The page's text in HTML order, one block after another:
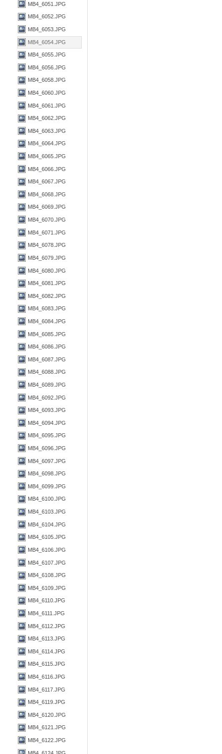
MB4_6051.JPG
MB4_6052.JPG
MB4_6053.JPG
MB4_6054.JPG
MB4_6055.JPG
MB4_6056.JPG
MB4_6058.JPG
MB4_6060.JPG
MB4_6061.JPG
MB4_6062.JPG
MB4_6063.JPG
MB4_6064.JPG
MB4_6065.JPG
MB4_6066.JPG
MB4_6067.JPG
MB4_6068.JPG
MB4_6069.JPG
MB4_6070.JPG
MB4_6071.JPG
MB4_6078.JPG
MB4_6079.JPG
MB4_6080.JPG
MB4_6081.JPG
MB4_6082.JPG
MB4_6083.JPG
MB4_6084.JPG
MB4_6085.JPG
MB4_6086.JPG
MB4_6087.JPG
MB4_6088.JPG
MB4_6089.JPG
MB4_6092.JPG
MB4_6093.JPG
MB4_6094.JPG
MB4_6095.JPG
MB4_6096.JPG
MB4_6097.JPG
MB4_6098.JPG
MB4_6099.JPG
MB4_6100.JPG
MB4_6103.JPG
MB4_6104.JPG
MB4_6105.JPG
MB4_6106.JPG
MB4_6107.JPG
MB4_6108.JPG
MB4_6109.JPG
MB4_6110.JPG
MB4_6111.JPG
MB4_6112.JPG
MB4_6113.JPG
MB4_6114.JPG
MB4_6115.JPG
MB4_6116.JPG
MB4_6117.JPG
MB4_6119.JPG
MB4_6120.JPG
MB4_6121.JPG
MB4_6122.JPG